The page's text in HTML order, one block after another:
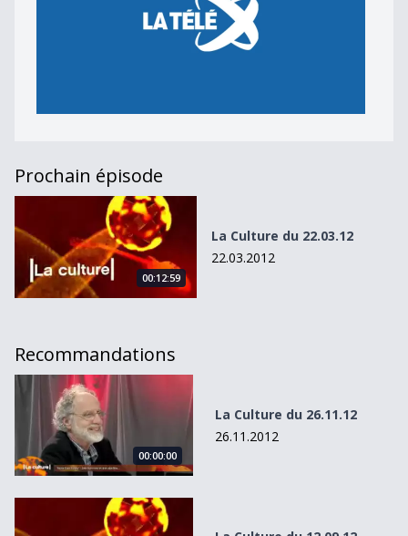
Prochain épisode
La Culture du 22.03.12
00:12:59
La Culture du 22.03.12
22.03.2012
Recommandations
La Culture du 26.11.12
00:00:00
La Culture du 26.11.12
26.11.2012
La Culture du 12.09.12